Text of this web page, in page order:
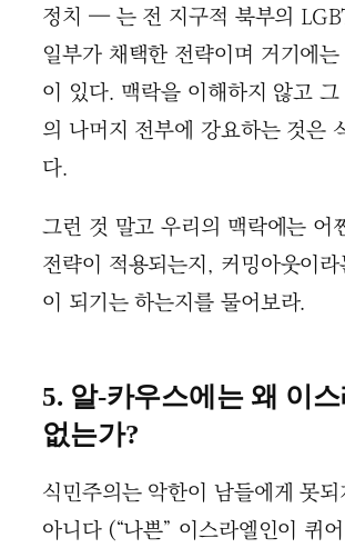
정치 — 는 전 지구적 북부의
일부가 채택한 전략이며 거기에
이 있다. 맥락을 이해하지 않고
의 나머지 전부에 강요하는 것은
다.
그런 것 말고 우리의 맥락에는 어
전략이 적용되는지, 커밍아웃이
이 되기는 하는지를 물어보라.
5. 알-카우스에는 왜 이스
없는가?
식민주의는 악한이 남들에게 못
아니다 (“나쁜” 이스라엘인이 퀴